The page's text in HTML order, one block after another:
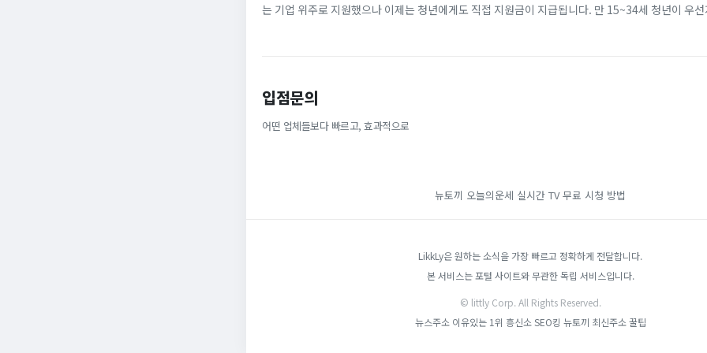
는 기업 위주로 지원했으나 이제는 청년에게도 직접 지원금이 지급됩니다. 만 15~34세 청년이 우
입점문의
어떤 업체들보다 빠르고, 효과적으로
뉴토끼 오늘의운세 실시간 TV 무료 시청 방법
LikkLy은 원하는 소식을 가장 빠르고 정확하게 전달합니다.
본 서비스는 포털 사이트와 무관한 독립 서비스입니다.
© littly Corp. All Rights Reserved.
뉴스주소 이유있는 1위 흥신소 SEO킹 뉴토끼 최신주소 꿀팁